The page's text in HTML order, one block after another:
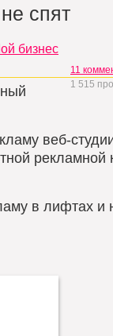
спят
бизнес
11
1 515
веб-
рекламной
в лифтах и